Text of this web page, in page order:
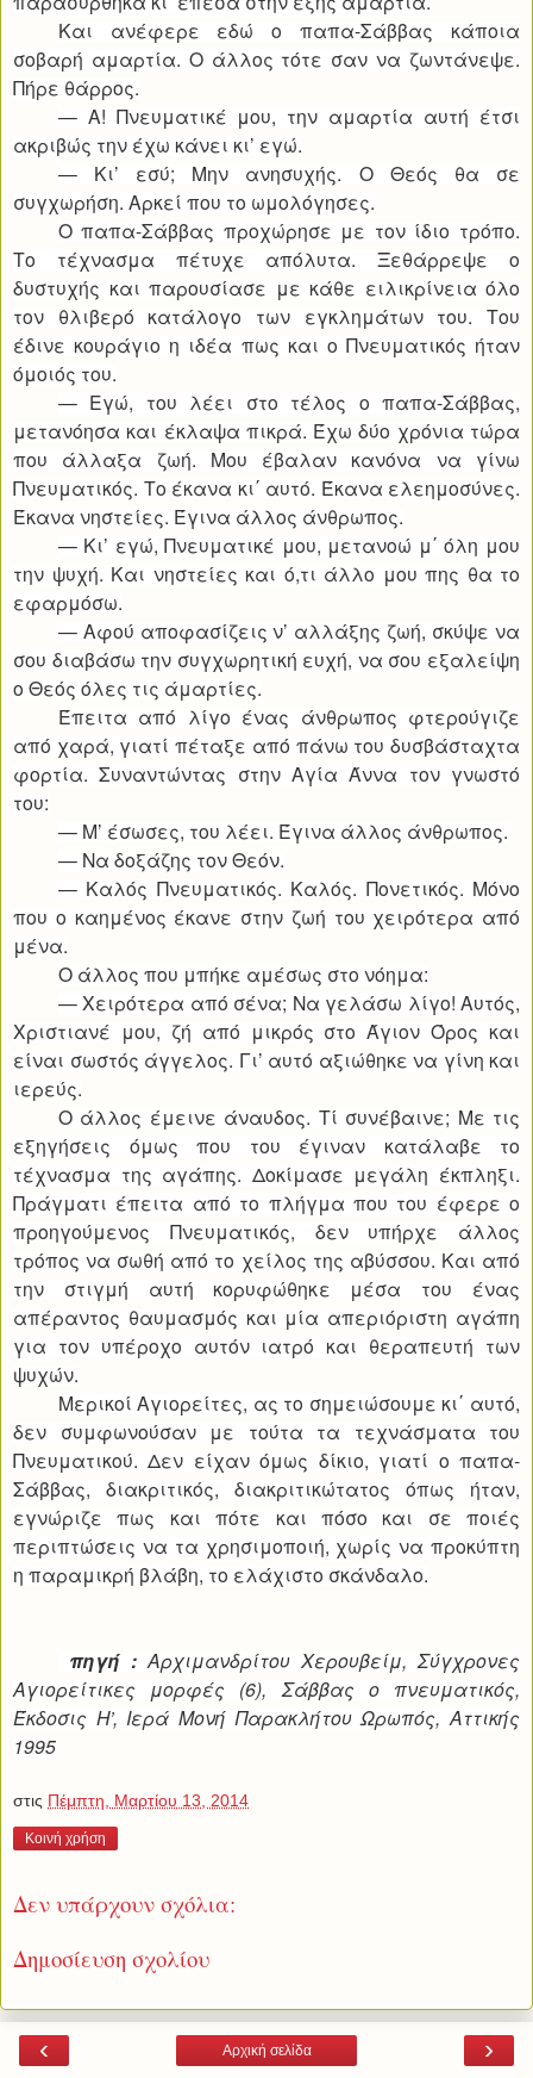
Και ανέφερε εδώ ο παπα-Σάββας κάποια
σοβαρή αμαρτία. Ο άλλος τότε σαν να ζωντάνεψε.
Πήρε θάρρος.
— Α! Πνευματικέ μου, την αμαρτία αυτή έτσι
ακριβώς την έχω κάνει κι’ εγώ.
— Κι’ εσύ; Μην ανησυχής. Ο Θεός θα σε
συγχωρήση. Αρκεί που το ωμολόγησες.
Ο παπα-Σάββας προχώρησε με τον ίδιο τρόπο.
Το τέχνασμα πέτυχε απόλυτα. Ξεθάρρεψε ο
δυστυχής και παρουσίασε με κάθε ειλικρίνεια όλο
τον θλιβερό κατάλογο των εγκλημάτων του. Του
έδινε κουράγιο η ιδέα πως και ο Πνευματικός ήταν
όμοιός του.
— Εγώ, του λέει στο τέλος ο παπα-Σάββας,
μετανόησα και έκλαψα πικρά. Έχω δύο χρόνια τώρα
που άλλαξα ζωή. Μου έβαλαν κανόνα να γίνω
Πνευματικός. Το έκανα κι΄ αυτό. Έκανα ελεημοσύνες.
Έκανα νηστείες. Έγινα άλλος άνθρωπος.
— Κι’ εγώ, Πνευματικέ μου, μετανοώ μ΄ όλη μου
την ψυχή. Και νηστείες και ό,τι άλλο μου πης θα το
εφαρμόσω.
— Αφού αποφασίζεις ν’ αλλάξης ζωή, σκύψε να
σου διαβάσω την συγχωρητική ευχή, να σου εξαλείψη
ο Θεός όλες τις άμαρτίες.
Έπειτα από λίγο ένας άνθρωπος φτερούγιζε
από χαρά, γιατί πέταξε από πάνω του δυσβάσταχτα
φορτία. Συναντώντας στην Αγία Άννα τον γνωστό
του:
— Μ’ έσωσες, του λέει. Έγινα άλλος άνθρωπος.
— Να δοξάζης τον Θεόν.
— Καλός Πνευματικός. Καλός. Πονετικός. Μόνο
που ο καημένος έκανε στην ζωή του χειρότερα από
μένα.
Ο άλλος που μπήκε αμέσως στο νόημα:
— Χειρότερα από σένα; Να γελάσω λίγο! Αυτός,
Χριστιανέ μου, ζή από μικρός στο Άγιον Όρος και
είναι σωστός άγγελος. Γι’ αυτό αξιώθηκε να γίνη και
ιερεύς.
Ο άλλος έμεινε άναυδος. Τί συνέβαινε; Με τις
εξηγήσεις όμως που του έγιναν κατάλαβε το
τέχνασμα της αγάπης. Δοκίμασε μεγάλη έκπληξι.
Πράγματι έπειτα από το πλήγμα που του έφερε ο
προηγούμενος Πνευματικός, δεν υπήρχε άλλος
τρόπος να σωθή από το χείλος της αβύσσου. Και από
την στιγμή αυτή κορυφώθηκε μέσα του ένας
απέραντος θαυμασμός και μία απεριόριστη αγάπη
για τον υπέροχο αυτόν ιατρό και θεραπευτή των
ψυχών.
Μερικοί Αγιορείτες, ας το σημειώσουμε κι΄ αυτό,
δεν συμφωνούσαν με τούτα τα τεχνάσματα του
Πνευματικού. Δεν είχαν όμως δίκιο, γιατί ο παπα-
Σάββας, διακριτικός, διακριτικώτατος όπως ήταν,
εγνώριζε πως και πότε και πόσο και σε ποιές
περιπτώσεις να τα χρησιμοποιή, χωρίς να προκύπτη
η παραμικρή βλάβη, το ελάχιστο σκάνδαλο.
πηγή :Αρχιμανδρίτου Χερουβείμ, Σύγχρονες
Αγιορείτικες μορφές (6), Σάββας ο πνευματικός,
Έκδοσις Η’, Ιερά Μονή Παρακλήτου Ωρωπός, Αττικής
1995
στις Πέμπτη, Μαρτίου 13, 2014
Κοινή χρήση
Δεν υπάρχουν σχόλια:
Δημοσίευση σχολίου
‹ ›
Αρχική σελίδα